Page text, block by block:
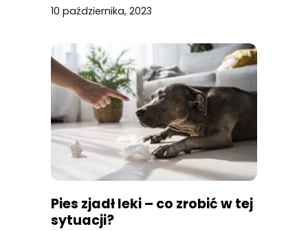
10 października, 2023
Pies zjadł leki – co zrobić w tej
sytuacji?